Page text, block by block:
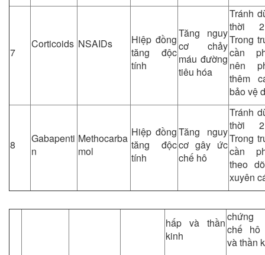
7
Corticoids NSAIDs
Hiệp đồng
tăng độc
tính
Tăng nguy
cơ chảy
máu đường
tiêu hóa
Tránh
thời
Trong
cần
nên
thêm
bảo vệ
8
Gabapenti
n
Methocarba
mol
Hiệp đồng
tăng độc
tính
Tăng nguy
cơ gây ức
chế hô
Tránh
thời
Trong
cần
theo
xuyên
hấp và thần
kinh
chế hô
và thần